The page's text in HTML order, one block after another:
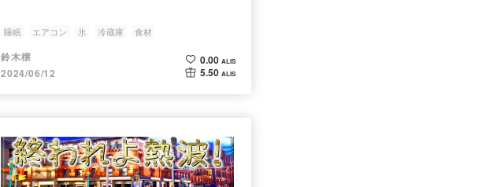
睡眠 エアコン 氷 冷蔵庫 食材
鈴木穣
2024/06/12
0.00 ALIS
5.50 ALIS